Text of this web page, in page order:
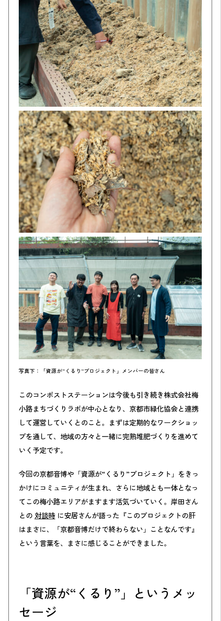
写真下：「資源が“くるり”プロジェクト」メンバーの皆さん
このコンポストステーションは今後も引き続き株式会社梅
小路まちづくりラボが中心となり、京都市緑化協会と連携
して運営していくとのこと。まずは定期的なワークショッ
プを通して、地域の方々と一緒に完熟堆肥づくりを進めて
いく予定です。
今回の京都音博や「資源が“くるり”プロジェクト」をきっ
かけにコミュニティが生まれ、さらに地域とも一体となっ
てこの梅小路エリアがますます活気づいていく。岸田さん
との 対談時に安居さんが語った『このプロジェクトの肝
はまさに、「京都音博だけで終わらない」ことなんです』
という言葉を、まさに感じることができました。
「資源が“くるり”」というメッ
セージ